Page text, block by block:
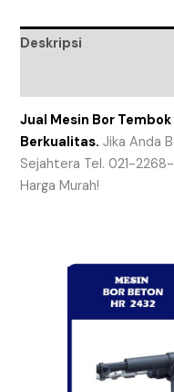
Deskripsi
Jual Mesin Bor
Berkualitas. Jika Anda
Sejahtera Tel. 021-
Harga Murah!